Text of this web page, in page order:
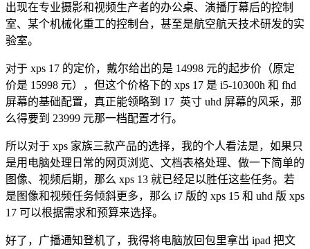
出现在专业摄影和视频生产者的办公桌、演播厅幕后的控制
室、某个机械化重工的控制台，甚至是航空航天技术研发的实
验室。
对于 xps 17 的定价，戴尔给出的是 14998 元的起步价（原定
价是 15998 元），但这个价格下的 xps 17 是 i5-10300h 和 fhd
屏幕的基础配置，真正能领略到 17 英寸 uhd 屏幕的风采，那
么得要到 23999 元那一档配置才行。
所以对于 xps 家族三款产品的选择，我的个人看法是，如果只
是用电脑处理日常的网页浏览、文档表格处理、做一下简单的
图像、视频后期，那么 xps 13 就已经足以胜任这些任务。若
是图像和视频任务倾斜更多，那么 i7 版的 xps 15 和 uhd 版 xps
17 可以根据需求和预算来选择。
好了，广播通知登机了，我得将电脑放回包里拿出 ipad 把文